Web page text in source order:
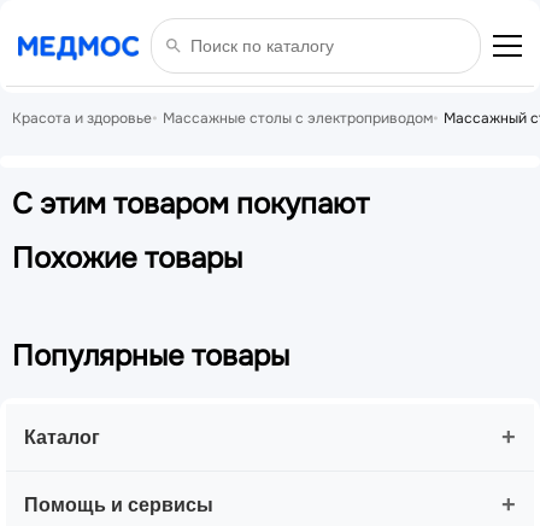
Красота и здоровье Массажные столы с электроприводом Массажный
С этим товаром покупают
Похожие товары
Популярные товары
Каталог +
Помощь и сервисы +